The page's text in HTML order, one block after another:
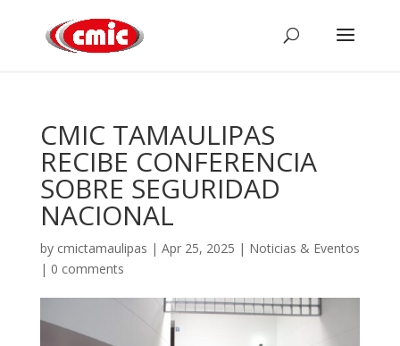
CMIC TAMAULIPAS
RECIBE CONFERENCIA
SOBRE SEGURIDAD
NACIONAL
by cmictamaulipas | Apr 25, 2025 | Noticias & Eventos
| 0 comments